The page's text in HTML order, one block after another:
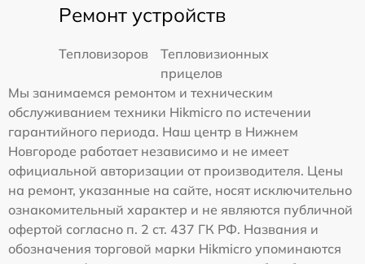
Ремонт устройств
Тепловизоров
Тепловизионных
прицелов
Мы занимаемся ремонтом и техническим
обслуживанием техники Hikmicro по истечении
гарантийного периода. Наш центр в Нижнем
Новгороде работает независимо и не имеет
официальной авторизации от производителя. Цены
на ремонт, указанные на сайте, носят исключительно
ознакомительный характер и не являются публичной
офертой согласно п. 2 ст. 437 ГК РФ. Названия и
обозначения торговой марки Hikmicro упоминаются